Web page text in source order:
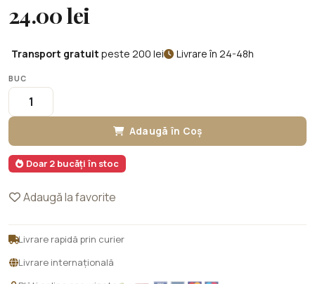
24.00 lei
Transport gratuit peste 200 lei Livrare în 24-48h
BUC
Adaugă în Coș
Doar 2 bucăți în stoc
Adaugă la favorite
Livrare rapidă prin curier
Livrare internațională